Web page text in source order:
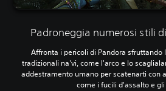
Padroneggia numerosi stili
Affronta i pericoli di Pandora sfruttando
tradizionali na'vi, come l'arco e lo
addestramento umano per scatenarti con
come i fucili d'assalto e